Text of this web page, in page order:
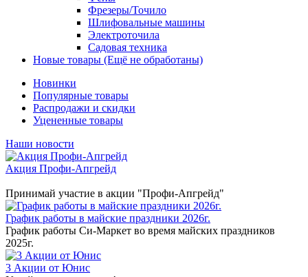
Фрезеры/Точило
Шлифовальные машины
Электроточила
Садовая техника
Новые товары (Ещё не обработаны)
Новинки
Популярные товары
Распродажи и скидки
Уцененные товары
Наши новости
Акция Профи-Апгрейд
Принимай участие в акции "Профи-Апгрейд"
График работы в майские праздники 2026г.
График работы Си-Маркет во время майских праздников
2025г.
3 Акции от Юнис